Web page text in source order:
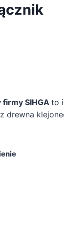
firmy SIHGA to
drewna